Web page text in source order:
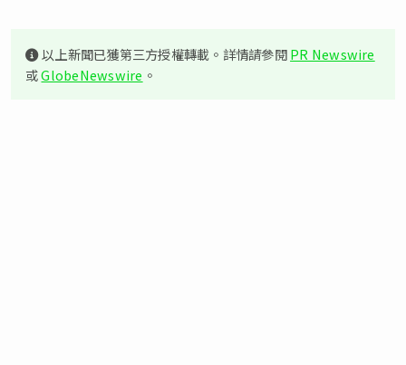
以上新聞已獲第三方授權轉載。詳情請參閱PR Newswire
或GlobeNewswire 。